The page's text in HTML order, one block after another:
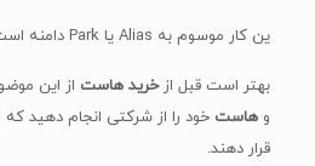
ین کار موسوم به Alias یا Park دامنه است.
بهتر است قبل ازخرید هاست از این
و هاست خود را از شرکتی انجام دهید که
قرار دهند.